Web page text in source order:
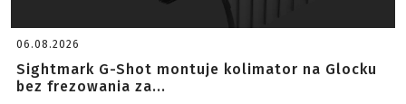
06.08.2026
Sightmark G-Shot montuje kolimator na Glocku
bez frezowania za...